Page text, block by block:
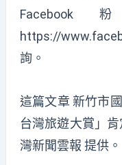
https://
詢。
這篇文章 新竹市
台灣旅遊大賞」
灣新聞雲報 提供。